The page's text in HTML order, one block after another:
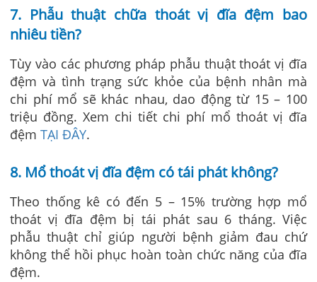
7. Phẫu thuật chữa thoát vị đĩa đệm bao
nhiêu tiền?
Tùy vào các phương pháp phẫu thuật thoát vị đĩa
đệm và tình trạng sức khỏe của bệnh nhân mà
chi phí mổ sẽ khác nhau, dao động từ 15 – 100
triệu đồng. Xem chi tiết chi phí mổ thoát vị đĩa
đệm TẠI ĐÂY.
8. Mổ thoát vị đĩa đệm có tái phát không?
Theo thống kê có đến 5 – 15% trường hợp mổ
thoát vị đĩa đệm bị tái phát sau 6 tháng. Việc
phẫu thuật chỉ giúp người bệnh giảm đau chứ
không thể hồi phục hoàn toàn chức năng của đĩa
đệm.